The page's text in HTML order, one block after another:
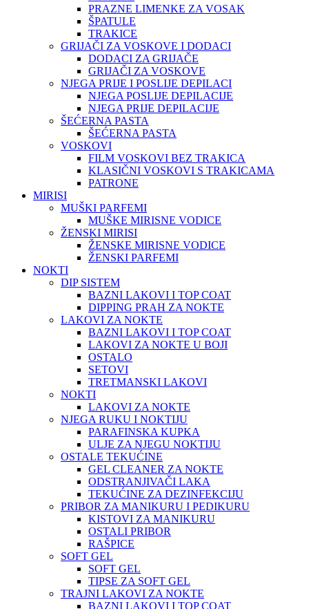
PRAZNE LIMENKE ZA VOSAK
ŠPATULE
TRAKICE
GRIJAČI ZA VOSKOVE I DODACI
DODACI ZA GRIJAČE
GRIJAČI ZA VOSKOVE
NJEGA PRIJE I POSLIJE DEPILACI
NJEGA POSLIJE DEPILACIJE
NJEGA PRIJE DEPILACIJE
ŠEĆERNA PASTA
ŠEĆERNA PASTA
VOSKOVI
FILM VOSKOVI BEZ TRAKICA
KLASIČNI VOSKOVI S TRAKICAMA
PATRONE
MIRISI
MUŠKI PARFEMI
MUŠKE MIRISNE VODICE
ŽENSKI MIRISI
ŽENSKE MIRISNE VODICE
ŽENSKI PARFEMI
NOKTI
DIP SISTEM
BAZNI LAKOVI I TOP COAT
DIPPING PRAH ZA NOKTE
LAKOVI ZA NOKTE
BAZNI LAKOVI I TOP COAT
LAKOVI ZA NOKTE U BOJI
OSTALO
SETOVI
TRETMANSKI LAKOVI
NOKTI
LAKOVI ZA NOKTE
NJEGA RUKU I NOKTIJU
PARAFINSKA KUPKA
ULJE ZA NJEGU NOKTIJU
OSTALE TEKUĆINE
GEL CLEANER ZA NOKTE
ODSTRANJIVAČI LAKA
TEKUĆINE ZA DEZINFEKCIJU
PRIBOR ZA MANIKURU I PEDIKURU
KISTOVI ZA MANIKURU
OSTALI PRIBOR
RAŠPICE
SOFT GEL
SOFT GEL
TIPSE ZA SOFT GEL
TRAJNI LAKOVI ZA NOKTE
BAZNI LAKOVI I TOP COAT